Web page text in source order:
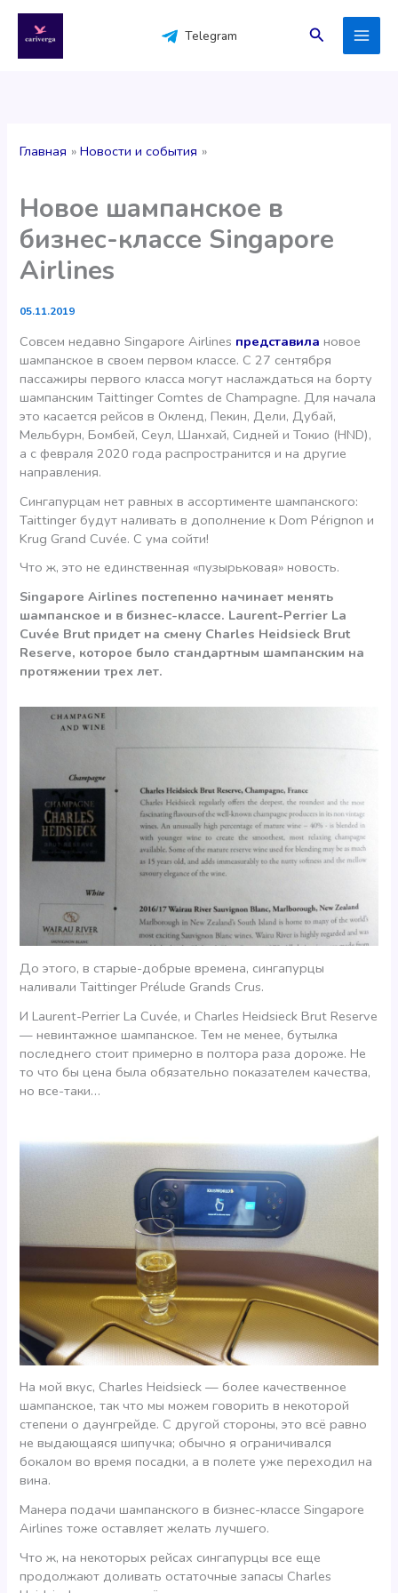
содержимому
Telegram Поиск
Главная Новости и события
Новое шампанское в
бизнес-классе Singapore
Airlines
05.11.2019
Совсем недавно Singapore Airlines представила новое
шампанское в своем первом классе. С 27 сентября
пассажиры первого класса могут наслаждаться на борту
шампанским Taittinger Comtes de Champagne. Для начала
это касается рейсов в Окленд, Пекин, Дели, Дубай,
Мельбурн, Бомбей, Сеул, Шанхай, Сидней и Токио (HND),
а с февраля 2020 года распространится и на другие
направления.
Сингапурцам нет равных в ассортименте шампанского:
Taittinger будут наливать в дополнение к Dom Pérignon и
Krug Grand Cuvée. С ума сойти!
Что ж, это не единственная «пузырьковая» новость.
Singapore Airlines постепенно начинает менять
шампанское и в бизнес-классе. Laurent-Perrier La
Cuvée Brut придет на смену Charles Heidsieck Brut
Reserve, которое было стандартным шампанским на
протяжении трех лет.
До этого, в старые-добрые времена, сингапурцы
наливали Taittinger Prélude Grands Crus.
И Laurent-Perrier La Cuvée, и Charles Heidsieck Brut Reserve
— невинтажное шампанское. Тем не менее, бутылка
последнего стоит примерно в полтора раза дороже. Не
то что бы цена была обязательно показателем качества,
но все-таки…
На мой вкус, Charles Heidsieck — более качественное
шампанское, так что мы можем говорить в некоторой
степени о даунгрейде. С другой стороны, это всё равно
не выдающаяся шипучка; обычно я ограничивался
бокалом во время посадки, а в полете уже переходил на
вина.
Манера подачи шампанского в бизнес-классе Singapore
Airlines тоже оставляет желать лучшего.
Что ж, на некоторых рейсах сингапурцы все еще
продолжают доливать остаточные запасы Charles